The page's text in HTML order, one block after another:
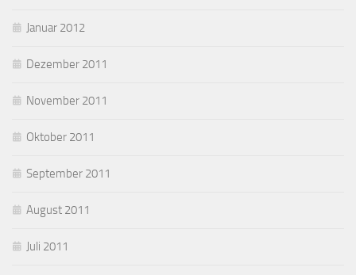
Januar 2012
Dezember 2011
November 2011
Oktober 2011
September 2011
August 2011
Juli 2011